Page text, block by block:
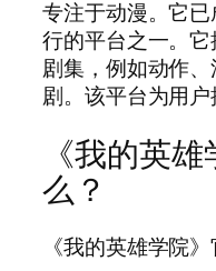
专注于动漫。它
行的平台之一。
剧集，例如动作
剧。该平台为用户
《我的英
么？
《我的英雄学院